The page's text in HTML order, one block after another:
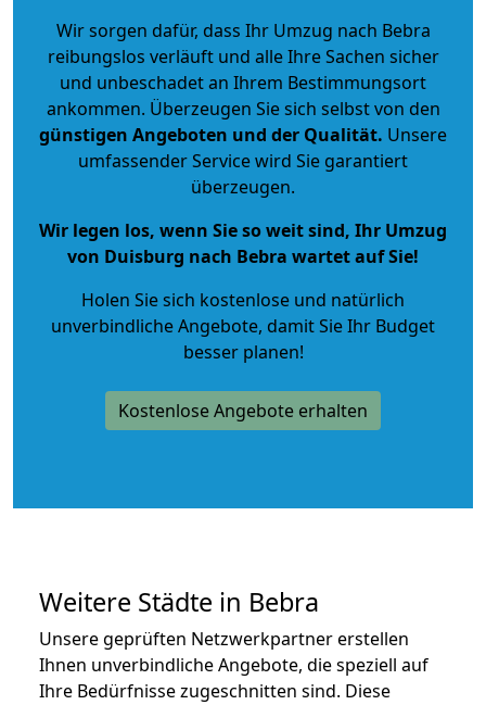
Wir sorgen dafür, dass Ihr Umzug nach Bebra
reibungslos verläuft und alle Ihre Sachen sicher
und unbeschadet an Ihrem Bestimmungsort
ankommen. Überzeugen Sie sich selbst von den
günstigen Angeboten und der Qualität. Unsere
umfassender Service wird Sie garantiert
überzeugen.
Wir legen los, wenn Sie so weit sind, Ihr Umzug
von Duisburg nach Bebra wartet auf Sie!
Holen Sie sich kostenlose und natürlich
unverbindliche Angebote, damit Sie Ihr Budget
besser planen!
Kostenlose Angebote erhalten
Weitere Städte in Bebra
Unsere geprüften Netzwerkpartner erstellen
Ihnen unverbindliche Angebote, die speziell auf
Ihre Bedürfnisse zugeschnitten sind. Diese